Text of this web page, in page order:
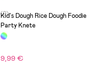
(0)
Kid's Dough Rice Dough Foodie
Party Knete
9,99 €